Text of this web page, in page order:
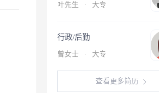
叶先生 · 大专
行政/后勤
曾女士 · 大专
查看更多简历